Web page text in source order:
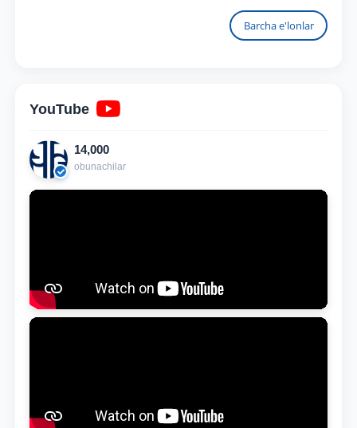
Barcha e'lonlar
YouTube
14,000
obunachilar